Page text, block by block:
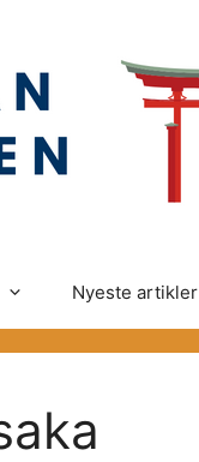
Nyeste artikler